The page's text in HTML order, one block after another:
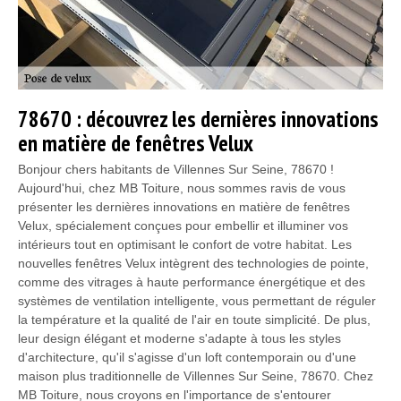
78670 : découvrez les dernières innovations
en matière de fenêtres Velux
Bonjour chers habitants de Villennes Sur Seine, 78670 !
Aujourd'hui, chez MB Toiture, nous sommes ravis de vous
présenter les dernières innovations en matière de fenêtres
Velux, spécialement conçues pour embellir et illuminer vos
intérieurs tout en optimisant le confort de votre habitat. Les
nouvelles fenêtres Velux intègrent des technologies de pointe,
comme des vitrages à haute performance énergétique et des
systèmes de ventilation intelligente, vous permettant de réguler
la température et la qualité de l'air en toute simplicité. De plus,
leur design élégant et moderne s'adapte à tous les styles
d'architecture, qu'il s'agisse d'un loft contemporain ou d'une
maison plus traditionnelle de Villennes Sur Seine, 78670. Chez
MB Toiture, nous croyons en l'importance de s'entourer